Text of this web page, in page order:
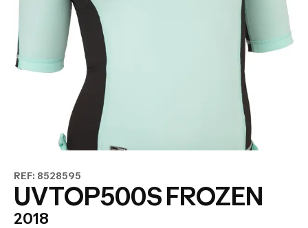
REF: 8528595
UVTOP500S FROZEN
2018